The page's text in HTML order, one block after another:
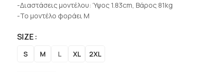
-Διαστάσεις μοντέλου: Ύψος 1.83cm, Βάρος 81kg
-Το μοντέλο φοράει Μ
SIZE
S M L XL 2XL